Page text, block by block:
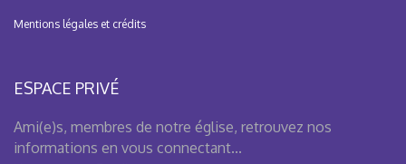
Mentions légales et crédits
ESPACE PRIVÉ
Ami(e)s, membres de notre église, retrouvez nos
informations en vous connectant...